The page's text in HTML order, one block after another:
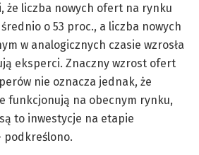
że liczba nowych ofert na rynku
o 53 proc., a liczba nowych
w analogicznych czasie wzrosła
eksperci. Znaczny wzrost ofert
nie oznacza jednak, że
funkcjonują na obecnym rynku,
to inwestycje na etapie
podkreślono.